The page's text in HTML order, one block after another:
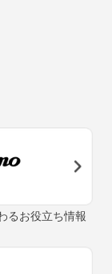
るお役立ち情報